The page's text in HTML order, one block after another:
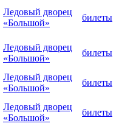
Ледовый дворец
«Большой»
билеты
Ледовый дворец
«Большой»
билеты
Ледовый дворец
«Большой»
билеты
Ледовый дворец
«Большой»
билеты